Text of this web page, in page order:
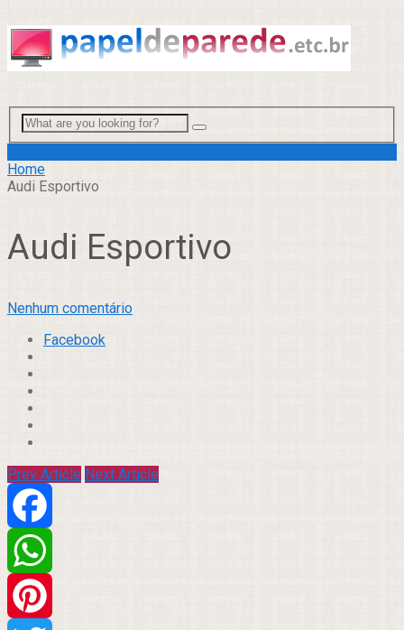
Home
Audi Esportivo
Audi Esportivo
Nenhum comentário
Facebook
Prev Article Next Article
Facebook
WhatsApp